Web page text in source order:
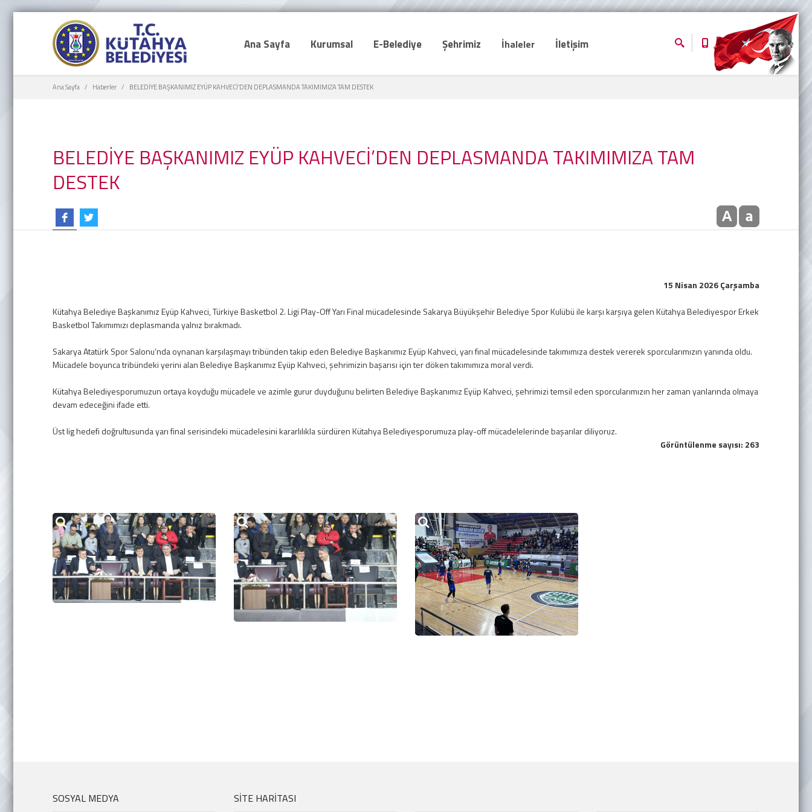
Ana Sayfa Kurumsal E-Belediye Şehrimiz İhaleler İletişim
Ana Sayfa Haberler BELEDİYE BAŞKANIMIZ EYÜP KAHVECİ’DEN DEPLASMANDA TAKIMIMIZA TAM DESTEK
BELEDİYE BAŞKANIMIZ EYÜP KAHVECİ’DEN DEPLASMANDA TAKIMIMIZA TAM
DESTEK
15 Nisan 2026 Çarşamba
Kütahya Belediye Başkanımız Eyüp Kahveci, Türkiye Basketbol 2. Ligi Play-Off Yarı Final mücadelesinde Sakarya Büyükşehir Belediye Spor Kulübü ile karşı karşıya gelen Kütahya Belediyespor Erkek
Basketbol Takımımızı deplasmanda yalnız bırakmadı.
Sakarya Atatürk Spor Salonu’nda oynanan karşılaşmayı tribünden takip eden Belediye Başkanımız Eyüp Kahveci, yarı final mücadelesinde takımımıza destek vererek sporcularımızın yanında oldu.
Mücadele boyunca tribündeki yerini alan Belediye Başkanımız Eyüp Kahveci, şehrimizin başarısı için ter döken takımımıza moral verdi.
Kütahya Belediyesporumuzun ortaya koyduğu mücadele ve azimle gurur duyduğunu belirten Belediye Başkanımız Eyüp Kahveci, şehrimizi temsil eden sporcularımızın her zaman yanlarında olmaya
devam edeceğini ifade etti.
Üst lig hedefi doğrultusunda yarı final serisindeki mücadelesini kararlılıkla sürdüren Kütahya Belediyesporumuza play-off mücadelelerinde başarılar diliyoruz.
Görüntülenme sayısı: 263
SOSYAL MEDYA SİTE HARİTASI